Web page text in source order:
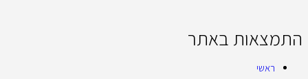
התמצאות באתר
ראשי